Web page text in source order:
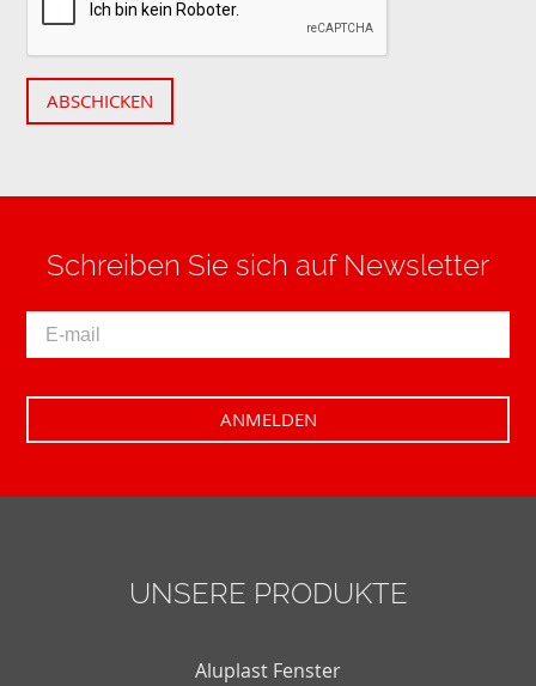
ABSCHICKEN
Schreiben Sie sich auf Newsletter
UNSERE PRODUKTE
Aluplast Fenster